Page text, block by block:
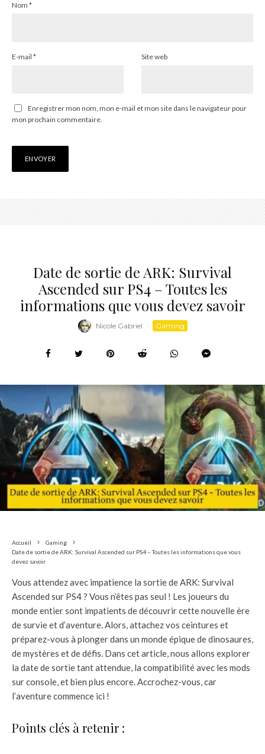
Nom *
E-mail * Site web
Enregistrer mon nom, mon e-mail et mon site dans le navigateur pour
mon prochain commentaire.
Date de sortie de ARK: Survival
Ascended sur PS4 – Toutes les
informations que vous devez savoir
Nicole Gabriel · Gaming
Accueil
Gaming
Date de sortie de ARK: Survival Ascended sur PS4 – Toutes les informations que vous
devez savoir
Vous attendez avec impatience la sortie de ARK: Survival
Ascended sur PS4 ? Vous n’êtes pas seul ! Les joueurs du
monde entier sont impatients de découvrir cette nouvelle ère
de survie et d’aventure. Alors, attachez vos ceintures et
préparez-vous à plonger dans un monde épique de dinosaures,
de mystères et de défis. Dans cet article, nous allons explorer
la date de sortie tant attendue, la compatibilité avec les mods
sur console, et bien plus encore. Accrochez-vous, car
l’aventure commence ici !
Points clés à retenir :